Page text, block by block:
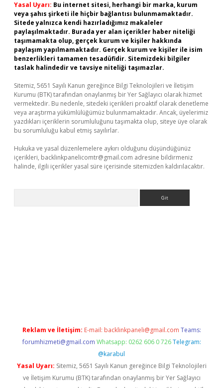
Yasal Uyarı: Bu internet sitesi, herhangi bir marka, kurum
veya şahıs şirketi ile hiçbir bağlantısı bulunmamaktadır.
Sitede yalnızca kendi hazırladığımız makaleler
paylaşılmaktadır. Burada yer alan içerikler haber niteliği
taşımamakta olup, gerçek kurum ve kişiler hakkında
paylaşım yapılmamaktadır. Gerçek kurum ve kişiler ile isim
benzerlikleri tamamen tesadüfidir. Sitemizdeki bilgiler
taslak halindedir ve tavsiye niteliği taşımazlar.
Sitemiz, 5651 Sayılı Kanun gereğince Bilgi Teknolojileri ve İletişim
Kurumu (BTK) tarafından onaylanmış bir Yer Sağlayıcı olarak hizmet
vermektedir. Bu nedenle, sitedeki içerikleri proaktif olarak denetleme
veya araştırma yükümlülüğümüz bulunmamaktadır. Ancak, üyelerimiz
yazdıkları içeriklerin sorumluluğunu taşımakta olup, siteye üye olarak
bu sorumluluğu kabul etmiş sayılırlar.
Hukuka ve yasal düzenlemelere aykırı olduğunu düşündüğünüz
içerikleri, backlinkpanelicomtr@gmail.com adresine bildirmeniz
halinde, ilgili içerikler yasal süre içerisinde sitemizden kaldırılacaktır.
Reklam ve İletişim: E-mail: backlinkpaneli@gmail.com Teams:
forumhizmeti@gmail.com Whatsapp: 0262 606 0 726 Telegram:
@karabul
Yasal Uyarı: Sitemiz, 5651 Sayılı Kanun gereğince Bilgi Teknolojileri
ve İletişim Kurumu (BTK) tarafından onaylanmış bir Yer Sağlayıcı